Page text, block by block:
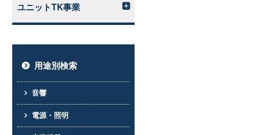
ユニットTK事業
用途別検索
音響
電源・照明